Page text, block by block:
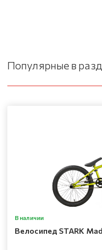
Популярные в
В наличии
Велосипед STARK